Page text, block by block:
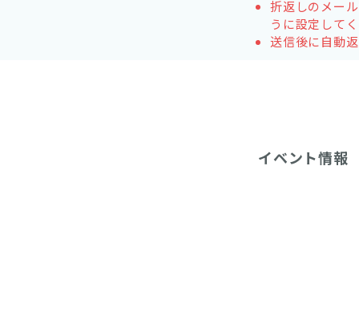
折返しのメー
うに設定してく
送信後に自動
イベント情報